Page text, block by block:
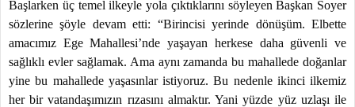
Başlarken üç temel ilkeyle yola çıktıklarını söyleyen Başkan Soyer
sözlerine şöyle devam etti: “Birincisi yerinde dönüşüm. Elbette
amacımız Ege Mahallesi’nde yaşayan herkese daha güvenli ve
sağlıklı evler sağlamak. Ama aynı zamanda bu mahallede doğanlar
yine bu mahallede yaşasınlar istiyoruz. Bu nedenle ikinci ilkemiz
her bir vatandaşımızın rızasını almaktır. Yani yüzde yüz uzlaşı ile